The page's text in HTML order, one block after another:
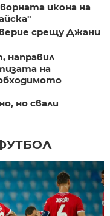
икона на
срещу Джани
направил
на
но свали